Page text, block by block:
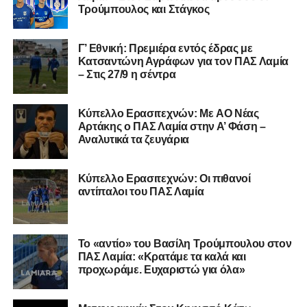
στη Γ’ Εθνική με τον ΠΑΣ Λαμία. Στο παρελθόν
αγωνίστηκε στον Λεβαδειακό, ενώ πέρασε και από ομάδες
της Serie D στην Ιταλία, όπως οι Nocerina, S. Maria
Cilento και Castrovillari, έχοντας ξεκινήσει την
ποδοσφαιρική του διαδρομή από τον Απόλλωνα Σμύρνης.
Τον καλωσορίζουμε στην οικογένεια του Σαρωνικού και
του ευχόμαστε υγεία και επιτυχίες.»
Ακολουθήστε το
μαθαίνετε πρώτοι τα κυανόλευκα νέα στην Ελλάδα και τον
υπόλοιπο κόσμο. Ακολουθήστε το lamiara.gr στο
Facebook, στο Instagram
μαθαίνετε σε χρόνο dt όλα τα νέα.
Τρούμπουλος και Στάγκος
Γ’ Εθνική: Πρεμιέρα εντός έδρας με
Κατσαντώνη Αγράφων για τον ΠΑΣ Λαμία
– Στις 27/9 η σέντρα
Kύπελλο Ερασιτεχνών: Με AO Nέας
Αρτάκης ο ΠΑΣ Λαμία στην Α’ Φάση –
Αναλυτικά τα ζευγάρια
Κύπελλο Ερασιτεχνών: Οι πιθανοί
αντίπαλοι του ΠΑΣ Λαμία
Το «αντίο» του Βασίλη Τρούμπουλου στον
ΠΑΣ Λαμία: «Κρατάμε τα καλά και
προχωράμε. Ευχαριστώ για όλα»